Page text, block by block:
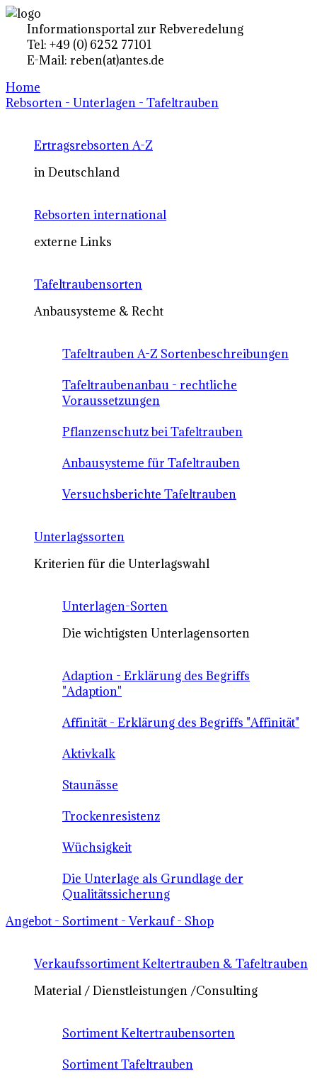
Informationsportal zur Rebveredelung
Tel: +49 (0) 6252 77101
E-Mail: reben(at)antes.de
Home
Rebsorten - Unterlagen - Tafeltrauben
Ertragsrebsorten A-Z
in Deutschland
Rebsorten international
externe Links
Tafeltraubensorten
Anbausysteme & Recht
Tafeltrauben A-Z Sortenbeschreibungen
Tafeltraubenanbau - rechtliche
Voraussetzungen
Pflanzenschutz bei Tafeltrauben
Anbausysteme für Tafeltrauben
Versuchsberichte Tafeltrauben
Unterlagssorten
Kriterien für die Unterlagswahl
Unterlagen-Sorten
Die wichtigsten Unterlagensorten
Adaption - Erklärung des Begriffs
"Adaption"
Affinität - Erklärung des Begriffs "Affinität"
Aktivkalk
Staunässe
Trockenresistenz
Wüchsigkeit
Die Unterlage als Grundlage der
Qualitätssicherung
Angebot - Sortiment - Verkauf - Shop
Verkaufssortiment Keltertrauben & Tafeltrauben
Material / Dienstleistungen /Consulting
Sortiment Keltertraubensorten
Sortiment Tafeltrauben